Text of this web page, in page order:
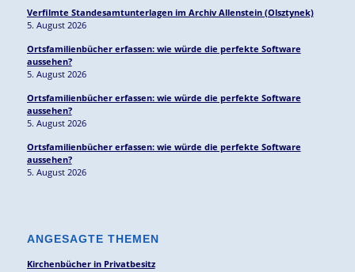
Verfilmte Standesamtunterlagen im Archiv Allenstein (Olsztynek)
5. August 2026
Ortsfamilienbücher erfassen: wie würde die perfekte Software
aussehen?
5. August 2026
Ortsfamilienbücher erfassen: wie würde die perfekte Software
aussehen?
5. August 2026
Ortsfamilienbücher erfassen: wie würde die perfekte Software
aussehen?
5. August 2026
ANGESAGTE THEMEN
Kirchenbücher in Privatbesitz